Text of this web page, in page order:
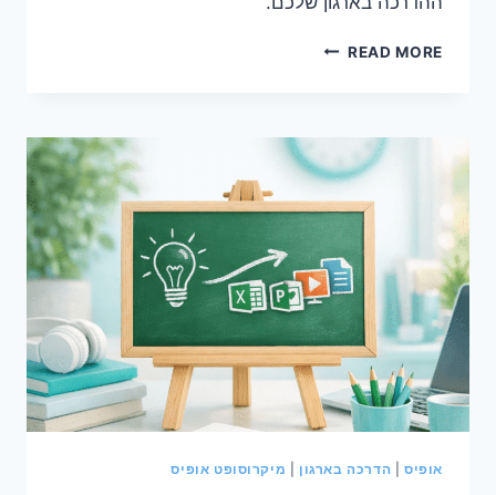
READ MOREמה
האחרונות
?
אופיס| הדרכה בארגון מיקרוסופט אופיס